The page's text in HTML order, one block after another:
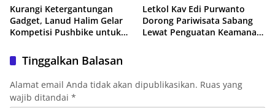
Kurangi Ketergantungan
Gadget, Lanud Halim Gelar
Kompetisi Pushbike untuk
Letkol Kav Edi Purwanto
Dorong Pariwisata Sabang
Lewat Penguatan Keamanan
Tinggalkan Balasan
Alamat email Anda tidak akan dipublikasikan. Ruas yang
wajib ditandai *